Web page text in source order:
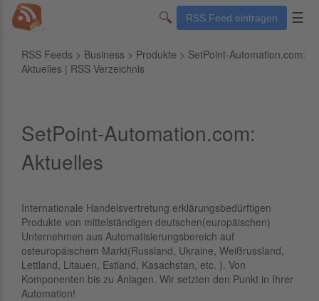
🔍 RSS Feed eintragen ☰
RSS Feeds > Business > Produkte > SetPoint-Automation.com:
Aktuelles | RSS Verzeichnis
SetPoint-Automation.com:
Aktuelles
Internationale Handelsvertretung erklärungsbedürftigen
Produkte von mittelständigen deutschen(europäischen)
Unternehmen aus Automatisierungsbereich auf
osteuropäischem Markt(Russland, Ukraine, Weißrussland,
Lettland, Litauen, Estland, Kasachstan, etc. ). Von
Komponenten bis zu Anlagen. Wir setzten den Punkt in Ihrer
Automation!